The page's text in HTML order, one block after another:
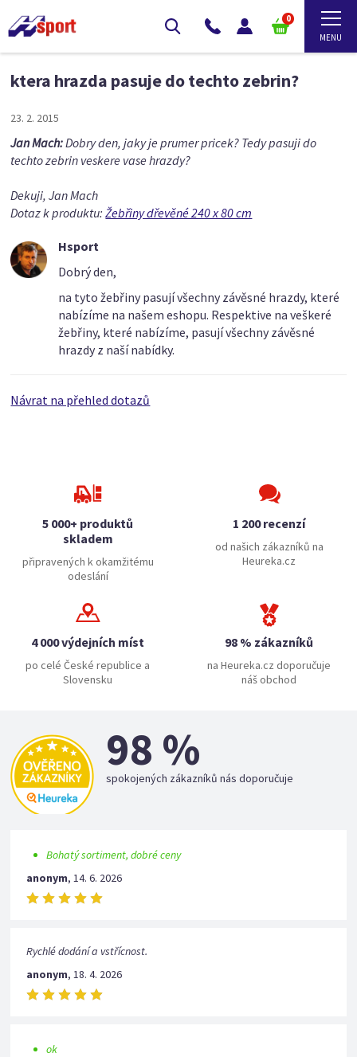
0
ktera hrazda pasuje do techto zebrin?
23. 2. 2015
Jan Mach:Dobry den, jaky je prumer pricek? Tedy pasuji do
techto zebrin veskere vase hrazdy?
Dekuji, Jan Mach
Dotaz k produktu:Žebřiny dřevěné 240 x 80 cm
Hsport
Dobrý den,
na tyto žebřiny pasují všechny závěsné hrazdy, které
nabízíme na našem eshopu. Respektive na veškeré
žebřiny, které nabízíme, pasují všechny závěsné
hrazdy z naší nabídky.
Návrat na přehled dotazů
5 000+ produktů
skladem
připravených k okamžitému
odeslání
1 200 recenzí
od našich zákazníků na
Heureka.cz
4 000 výdejních míst
po celé České republice a
Slovensku
98 % zákazníků
na Heureka.cz doporučuje
náš obchod
98 %
spokojených zákazníků nás doporučuje
Bohatý sortiment, dobré ceny
anonym,14. 6. 2026
Rychlé dodání a vstřícnost.
anonym,18. 4. 2026
ok